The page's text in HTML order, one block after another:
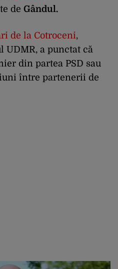
de Gândul.
de la Cotroceni,
UDMR, a punctat că
din partea PSD sau
între partenerii de